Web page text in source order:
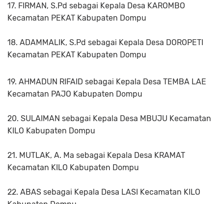
17. FIRMAN, S.Pd sebagai Kepala Desa KAROMBO
Kecamatan PEKAT Kabupaten Dompu
18. ADAMMALIK, S.Pd sebagai Kepala Desa DOROPETI
Kecamatan PEKAT Kabupaten Dompu
19. AHMADUN RIFAID sebagai Kepala Desa TEMBA LAE
Kecamatan PAJO Kabupaten Dompu
20. SULAIMAN sebagai Kepala Desa MBUJU Kecamatan
KILO Kabupaten Dompu
21. MUTLAK, A. Ma sebagai Kepala Desa KRAMAT
Kecamatan KILO Kabupaten Dompu
22. ABAS sebagai Kepala Desa LASI Kecamatan KILO